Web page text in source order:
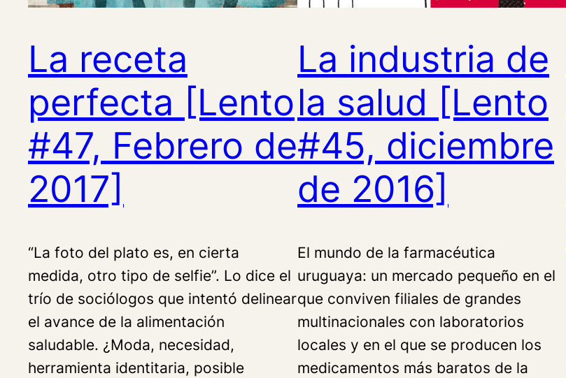
La receta
perfecta [Lento
#47, Febrero de
2017]
“La foto del plato es, en cierta
medida, otro tipo de selfie”. Lo dice el
trío de sociólogos que intentó delinear
el avance de la alimentación
saludable. ¿Moda, necesidad,
herramienta identitaria, posible
La industria de
la salud [Lento
#45, diciembre
de 2016]
El mundo de la farmacéutica
uruguaya: un mercado pequeño en el
que conviven filiales de grandes
multinacionales con laboratorios
locales y en el que se producen los
medicamentos más baratos de la